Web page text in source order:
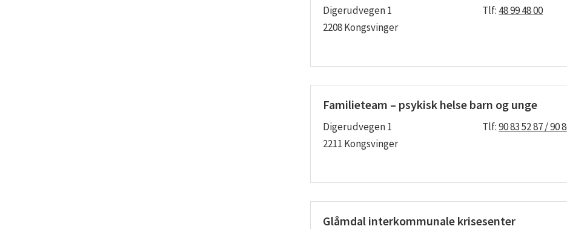
Digerudvegen 1
2208 Kongsvinger
Tlf: 48 99 48 00
Familieteam – psykisk helse barn og unge
Digerudvegen 1
2211 Kongsvinger
Tlf:90 83 52 87 / 90
Glåmdal interkommunale krisesenter